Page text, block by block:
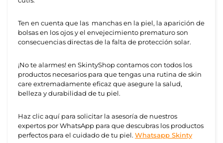
Ten en cuenta que las manchas en la piel, la aparición de
bolsas en los ojos y el envejecimiento prematuro son
consecuencias directas de la falta de protección solar.
¡No te alarmes! en SkintyShop contamos con todos los
productos necesarios para que tengas una rutina de skin
care extremadamente eficaz que asegure la salud,
belleza y durabilidad de tu piel.
Haz clic aquí para solicitar la asesoría de nuestros
expertos por WhatsApp para que descubras los productos
perfectos para el cuidado de tu piel. Whatsapp Skinty